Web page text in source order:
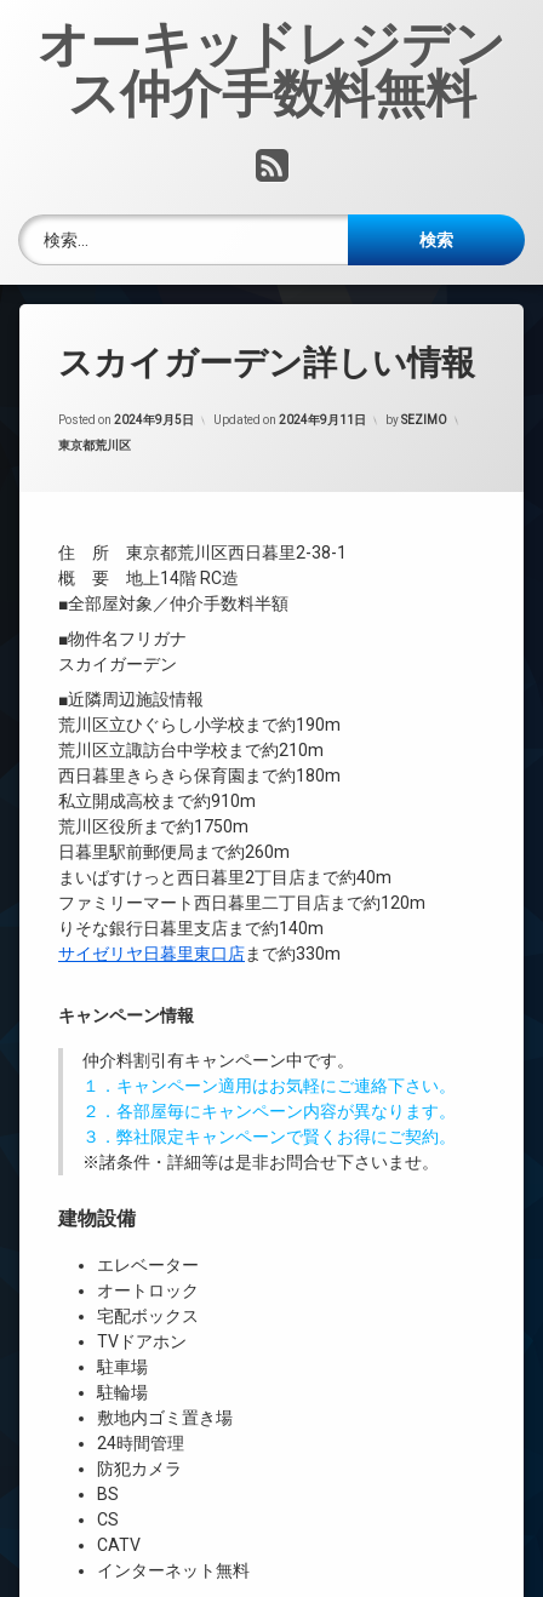
オーキッドレジデン
ス仲介手数料無料
RSS
検索:
スカイガーデン詳しい情報
Posted on 2024年9月5日 Updated on 2024年9月11日 bySEZIMO
カテゴリー:
東京都荒川区
住 所 東京都荒川区西日暮里2-38-1
概 要 地上14階 RC造
■全部屋対象／仲介手数料半額
■物件名フリガナ
スカイガーデン
■近隣周辺施設情報
荒川区立ひぐらし小学校まで約190m
荒川区立諏訪台中学校まで約210m
西日暮里きらきら保育園まで約180m
私立開成高校まで約910m
荒川区役所まで約1750m
日暮里駅前郵便局まで約260m
まいばすけっと西日暮里2丁目店まで約40m
ファミリーマート西日暮里二丁目店まで約120m
りそな銀行日暮里支店まで約140m
サイゼリヤ日暮里東口店まで約330m
キャンペーン情報
仲介料割引有キャンペーン中です。
１．キャンペーン適用はお気軽にご連絡下さい。
２．各部屋毎にキャンペーン内容が異なります。
３．弊社限定キャンペーンで賢くお得にご契約。
※諸条件・詳細等は是非お問合せ下さいませ。
建物設備
エレベーター
オートロック
宅配ボックス
TVドアホン
駐車場
駐輪場
敷地内ゴミ置き場
24時間管理
防犯カメラ
BS
CS
CATV
インターネット無料